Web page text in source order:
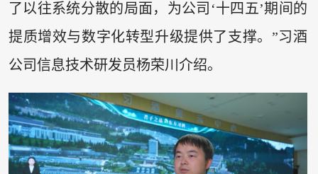
了以往系统分散的局面，为公司‘十四五’期间的
提质增效与数字化转型升级提供了支撑。”习酒
公司信息技术研发员杨荣川介绍。